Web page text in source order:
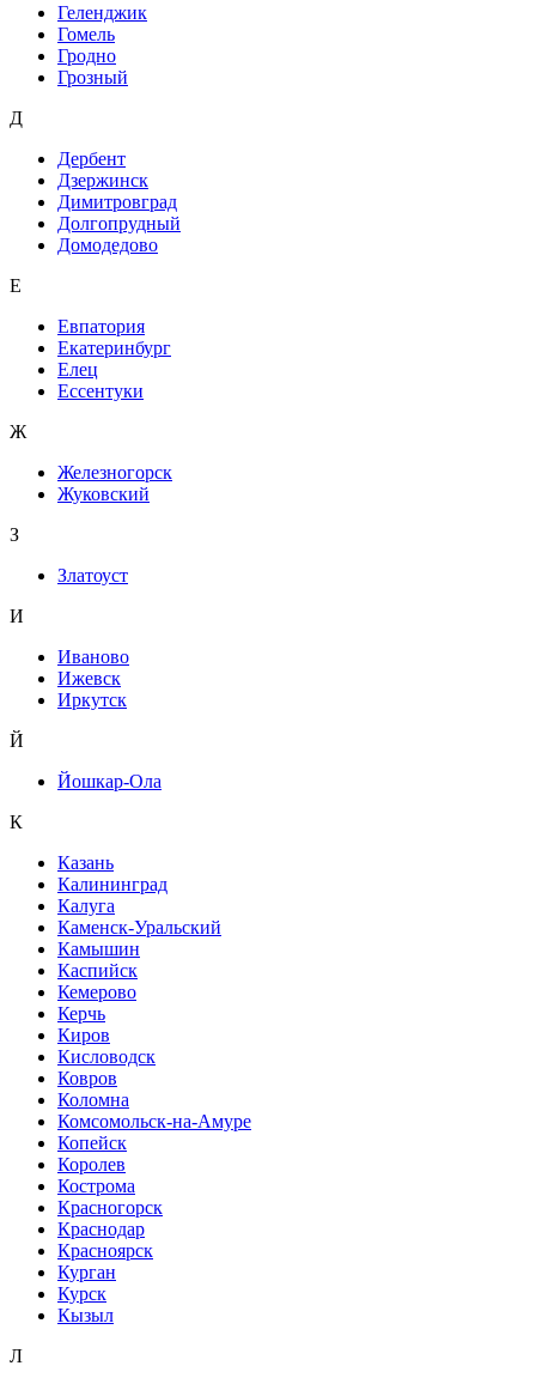
Геленджик
Гомель
Гродно
Грозный
Д
Дербент
Дзержинск
Димитровград
Долгопрудный
Домодедово
Е
Евпатория
Екатеринбург
Елец
Ессентуки
Ж
Железногорск
Жуковский
З
Златоуст
И
Иваново
Ижевск
Иркутск
Й
Йошкар-Ола
К
Казань
Калининград
Калуга
Каменск-Уральский
Камышин
Каспийск
Кемерово
Керчь
Киров
Кисловодск
Ковров
Коломна
Комсомольск-на-Амуре
Копейск
Королев
Кострома
Красногорск
Краснодар
Красноярск
Курган
Курск
Кызыл
Л